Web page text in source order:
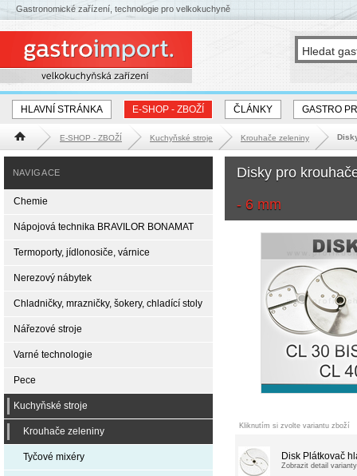
HLAVNÍ STRÁNKA E-SHOP - ZBOŽÍ ČLÁNKY GASTRO
Hlavní stránka E-SHOP - ZBOŽÍ Kuchyňské stroje Krouhače zeleniny
Disky pro
- 6 mm
Kliknutím si zvolte variantu zboží
Disk Plátkovač
Zobrazit detail varianty
NAVIGACE
Chemie
Nápojová technika BRAVILOR BONAMAT
Termoporty, jídlonosiče, várnice
Nerezový nábytek
Chladničky, mrazničky, šokery, chladící stoly
Nářezové stroje
Varné technologie
Pece
Kuchyňské stroje
Krouhače zeleniny
Tyčové mixéry
Gastronomické zařízení, technologie pro velkokuchyně